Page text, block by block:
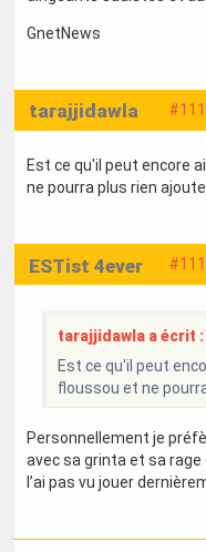
GnetNews
tarajjidawla
Est ce qu'il peut encore
ne pourra plus rien
ESTist 4ever
tarajjidawla a écrit :
Est ce qu'il peut
floussou et ne
Personnellement je
avec sa grinta et sa rage
l’ai pas vu jouer